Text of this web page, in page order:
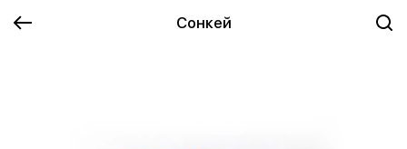
Сонкей